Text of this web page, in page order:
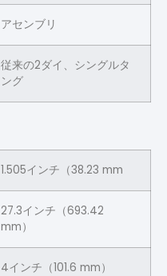
アセンブリ
従来の2ダイ、シングルタ
ング
1.505インチ（38.23 mm
27.3インチ（693.42
mm）
4インチ（101.6 mm）